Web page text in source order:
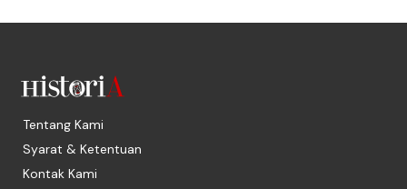
Tentang Kami
Syarat & Ketentuan
Kontak Kami